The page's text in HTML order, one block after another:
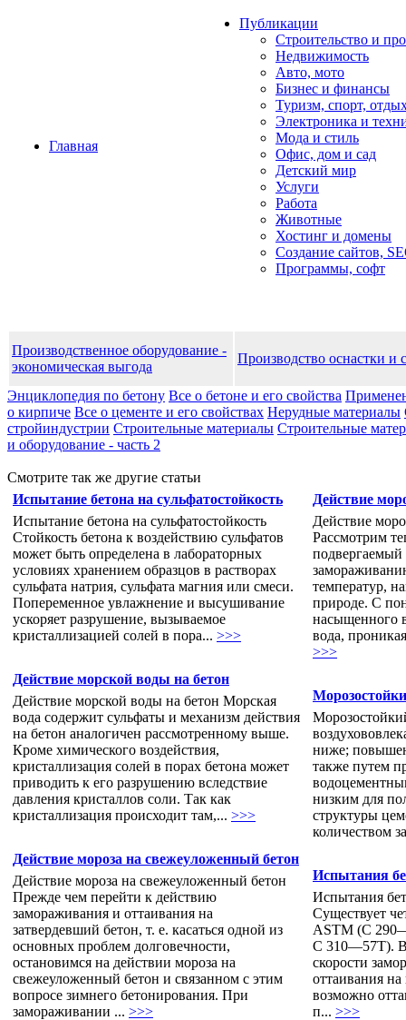
Главная
Публикации
Строительство и
Недвижимость
Авто, мото
Бизнес и финансы
Туризм, спорт,
Электроника и
Мода и стиль
Офис, дом и cад
Детский мир
Услуги
Работа
Животные
Хостинг и домены
Создание сайтов,
Программы, софт
Производственное оборудование -
экономическая выгода
Производство оснастки и
Энциклопедия по бетону Все о бетоне и его свойства
о кирпиче Все о цементе и его свойствах Нерудные материалы
стройиндустрии Строительные материалы Строительные
и оборудование - часть 2
Смотрите так же другие статьи
Испытание бетона на сульфатостойкость
Испытание бетона на сульфатостойкость
Стойкость бетона к воздействию сульфатов
может быть определена в лабораторных
условиях хранением образцов в растворах
сульфата натрия, сульфата магния или смеси.
Попеременное увлажнение и высушивание
ускоряет разрушение, вызываемое
кристаллизацией солей в пора... >>>
Действие морской воды на бетон
Действие морской воды на бетон Морская
вода содержит сульфаты и механизм действия
на бетон аналогичен рассмотренному выше.
Кроме химического воздействия,
кристаллизация солей в порах бетона может
приводить к его разрушению вследствие
давления кристаллов соли. Так как
кристаллизация происходит там,... >>>
Действие мороза на свежеуложенный бетон
Действие мороза на свежеуложенный бетон
Прежде чем перейти к действию
замораживания и оттаивания на
затвердевший бетон, т. е. касаться одной из
основных проблем долговечности,
остановимся на действии мороза на
свежеуложенный бетон и связанном с этим
вопросе зимнего бетонирования. При
замораживании ... >>>
Действие
Действие
Рассмотрим
температур,
природе. С
насыщенного
вода,
>>>
ниже;
также путем
низким для
структуры
количеством
Испытания
Испытания
Существует
ASTM (С
С 310—57Т). В
скорости
оттаивания на
возможно
п... >>>